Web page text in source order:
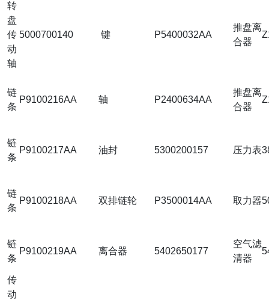
转
盘
传
动
轴
5000700140 键 P5400032AA
推盘离
合器
链
条
P9100216AA 轴 P2400634AA
推盘离
合器
链
条
P9100217AA 油封 5300200157 压力表
链
条
P9100218AA 双排链轮 P3500014AA 取力器
链
条
P9100219AA 离合器 5402650177
空气滤
清器
传
动